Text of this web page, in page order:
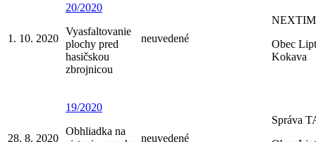
1. 10. 2020
20/2020
Vyasfaltovanie
plochy pred
hasičskou
zbrojnicou
neuvedené
NEXTIM
Obec
Kokava
28. 8. 2020
19/2020
Obhliadka na
neuvedené
Správa